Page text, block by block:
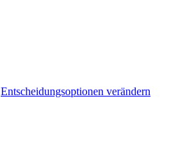
Entscheidungsoptionen verändern